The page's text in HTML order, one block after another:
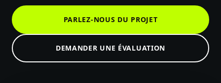
PARLEZ-NOUS DU PROJET
DEMANDER UNE ÉVALUATION